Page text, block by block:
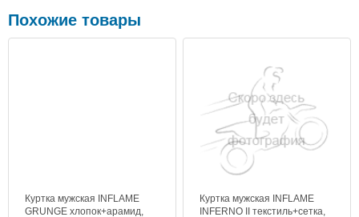
Похожие товары
Куртка мужская INFLAME
GRUNGE хлопок+арамид,
Куртка мужская INFLAME
INFERNO II текстиль+сетка,